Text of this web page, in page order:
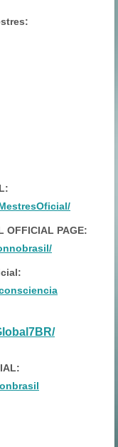
OFFICIAL PAGE: